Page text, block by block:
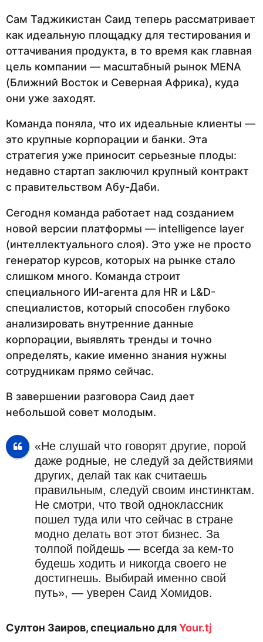
Сам Таджикистан Саид теперь рассматривает
как идеальную площадку для тестирования и
оттачивания продукта, в то время как главная
цель компании — масштабный рынок MENA
(Ближний Восток и Северная Африка), куда
они уже заходят.
Команда поняла, что их идеальные клиенты —
это крупные корпорации и банки. Эта
стратегия уже приносит серьезные плоды:
недавно стартап заключил крупный контракт
с правительством Абу-Даби.
Сегодня команда работает над созданием
новой версии платформы — intelligence layer
(интеллектуального слоя). Это уже не просто
генератор курсов, которых на рынке стало
слишком много. Команда строит
специального ИИ-агента для HR и L&D-
специалистов, который способен глубоко
анализировать внутренние данные
корпорации, выявлять тренды и точно
определять, какие именно знания нужны
сотрудникам прямо сейчас.
В завершении разговора Саид дает
небольшой совет молодым.
«Не слушай что говорят другие, порой
даже родные, не следуй за действиями
других, делай так как считаешь
правильным, следуй своим инстинктам.
Не смотри, что твой одноклассник
пошел туда или что сейчас в стране
модно делать вот этот бизнес. За
толпой пойдешь — всегда за кем-то
будешь ходить и никогда своего не
достигнешь. Выбирай именно свой
путь», — уверен Саид Хомидов.
Султон Заиров, специально дляYour.tj